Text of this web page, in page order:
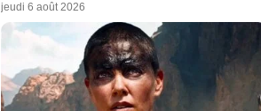
jeudi 6 août 2026